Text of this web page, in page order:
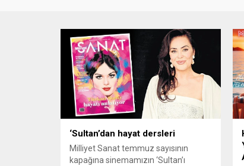
‘Sultan’dan hayat dersleri
Milliyet Sanat temmuz sayısının
kapağına sinemamızın ‘Sultan’ı